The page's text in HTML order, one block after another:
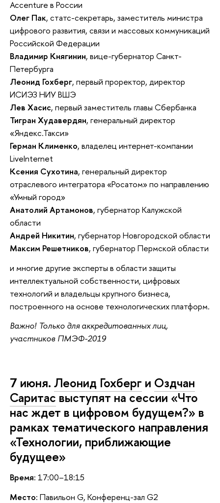
Accenture в России
Олег Пак, статс-секретарь, заместитель министра
цифрового развития, связи и массовых коммуникаций
Российской Федерации
Владимир Княгинин, вице-губернатор Санкт-
Петербурга
Леонид Гохберг, первый проректор, директор
ИСИЭЗ НИУ ВШЭ
Лев Хасис, первый заместитель главы Сбербанка
Тигран Худавердян, генеральный директор
«Яндекс.Такси»
Герман Клименко, владелец интернет-компании
LiveInternet
Ксения Сухотина, генеральный директор
отраслевого интегратора «Росатом» по направлению
«Умный город»
Анатолий Артамонов, губернатор Калужской
области
Андрей Никитин, губернатор Новгородской области
Максим Решетников, губернатор Пермской области
и многие другие эксперты в области защиты
интеллектуальной собственности, цифровых
технологий и владельцы крупного бизнеса,
построенного на основе технологических платформ.
Важно! Только для аккредитованных лиц,
участников ПМЭФ-2019
7 июня. Леонид Гохберг и Оздчан
Саритас выступят на сессии «Что
нас ждет в цифровом будущем?» в
рамках тематического направления
«Технологии, приближающие
будущее»
Время: 17:00–18:15
Место: Павильон G, Конференц-зал G2